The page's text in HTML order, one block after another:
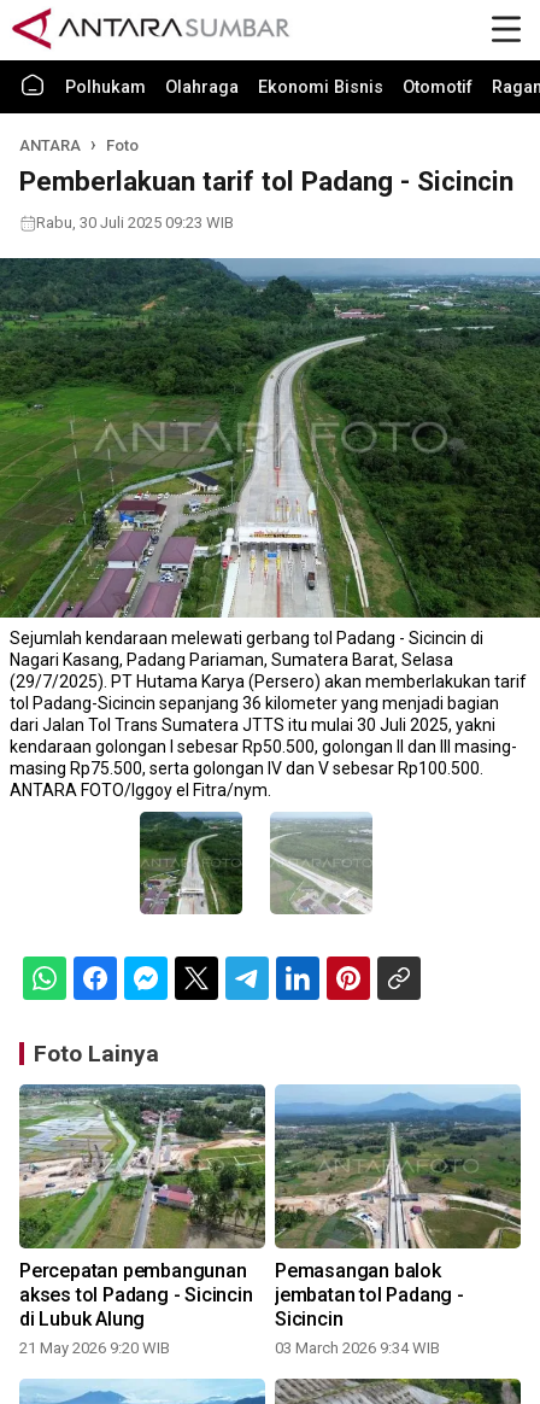
Polhukam Olahraga Ekonomi Bisnis Otomotif
ANTARA Foto
Pemberlakuan tarif tol Padang - Sicincin
Rabu, 30 Juli 2025 09:23 WIB
Sejumlah kendaraan melewati gerbang tol Padang - Sicincin di
Nagari Kasang, Padang Pariaman, Sumatera Barat, Selasa
(29/7/2025). PT Hutama Karya (Persero) akan memberlakukan tarif
tol Padang-Sicincin sepanjang 36 kilometer yang menjadi bagian
dari Jalan Tol Trans Sumatera JTTS itu mulai 30 Juli 2025, yakni
kendaraan golongan I sebesar Rp50.500, golongan II dan III masing-
masing Rp75.500, serta golongan IV dan V sebesar Rp100.500.
ANTARA FOTO/Iggoy el Fitra/nym.
Foto Lainya
Percepatan pembangunan
akses tol Padang - Sicincin
di Lubuk Alung
21 May 2026 9:20 WIB
Pemasangan balok
jembatan tol Padang -
Sicincin
03 March 2026 9:34 WIB